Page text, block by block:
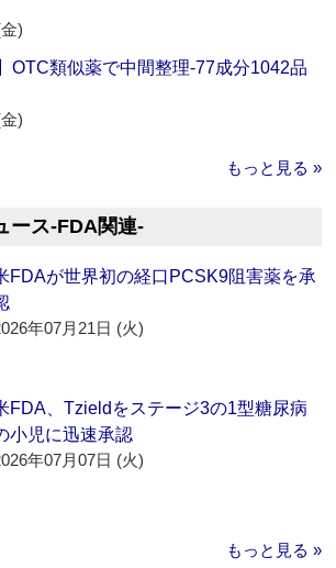
)
OTC類似薬で中間整理‐77成分1042品
)
もっと見る »
ース‐FDA関連‐
FDAが世界初の経口PCSK9阻害薬を承
年07月21日 (火)
FDA、Tzieldをステージ3の1型糖尿病
小児に迅速承認
年07月07日 (火)
もっと見る »